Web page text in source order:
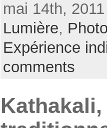
mai 14th,
Lumière,
Expérience
comments